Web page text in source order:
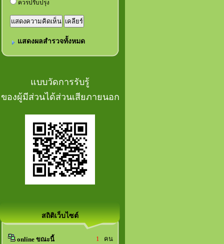
ควรปรับปรุง
แสดงผลสำรวจทั้งหมด
แบบวัดการรับรู้
ของผู้มีส่วนได้ส่วนเสียภายนอก
สถิติเว็บไซต์
online ขณะนี้ 1 คน